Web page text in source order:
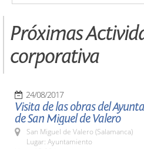
Próximas
corporativa
24/08/2017
Visita de las obras del
de San Miguel de Valero
San Miguel de Valero (Salamanca)
Lugar: Ayuntamiento